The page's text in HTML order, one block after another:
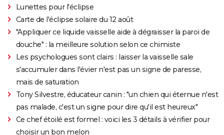
Lunettes pour l'éclipse
Carte de l'éclipse solaire du 12 août
"Appliquer ce liquide vaisselle aide à dégraisser la paroi de
douche" : la meilleure solution selon ce chimiste
Les psychologues sont clairs : laisser la vaisselle sale
s'accumuler dans l'évier n'est pas un signe de paresse,
mais de saturation
Tony Silvestre, éducateur canin : "un chien qui éternue n'est
pas malade, c'est un signe pour dire qu'il est heureux"
Ce chef étoilé est formel : voici les 3 détails à vérifier pour
choisir un bon melon